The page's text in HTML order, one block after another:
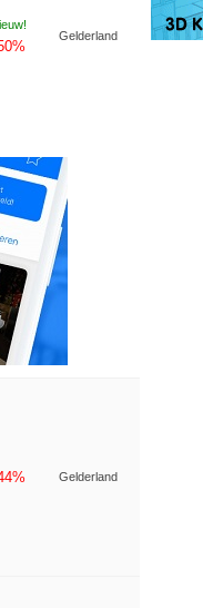
Gelderland
Gelderland